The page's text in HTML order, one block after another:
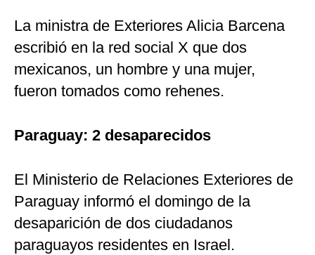
La ministra de Exteriores Alicia Barcena
escribió en la red social X que dos
mexicanos, un hombre y una mujer,
fueron tomados como rehenes.
Paraguay: 2 desaparecidos
El Ministerio de Relaciones Exteriores de
Paraguay informó el domingo de la
desaparición de dos ciudadanos
paraguayos residentes en Israel.